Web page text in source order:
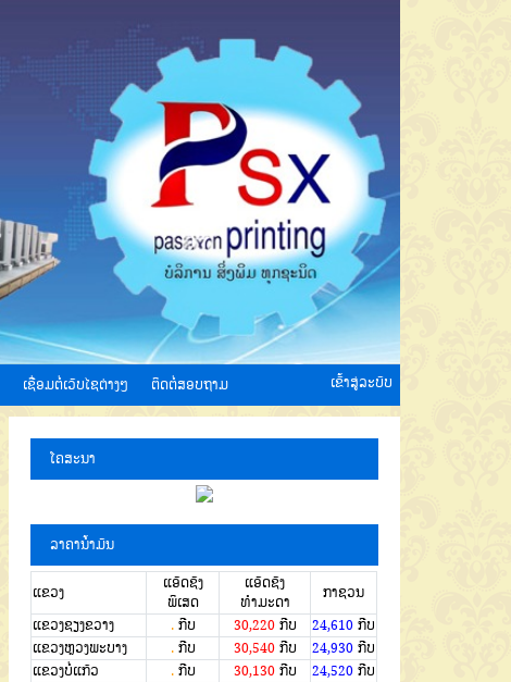
ເຊື່ອມຕໍ່ເວັບໄຊຕ່າງໆ ຕິດຕໍ່ສອບຖາມ ເຂົ້າສູ່ລະບົບ
ໂຄສະນາ
ລາຄານໍ້າມັນ
ແຂວງ
ແອັດຊັງ
ພິເສດ
ແອັດຊັງ
ທຳມະດາ
ກາຊວນ
ແຂວງຊຽງຂວາງ
.ກີບ 30,220ກີບ 24,610 ກີບ
ແຂວງຫຼວງພະບາງ
.ກີບ 30,540ກີບ 24,930 ກີບ
ແຂວງບໍ່ແກ້ວ
.ກີບ 30,130ກີບ 24,520 ກີບ